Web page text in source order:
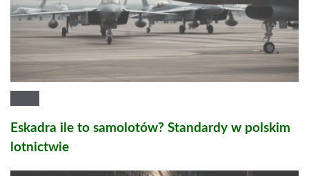
Eskadra ile to samolotów? Standardy w polskim
lotnictwie